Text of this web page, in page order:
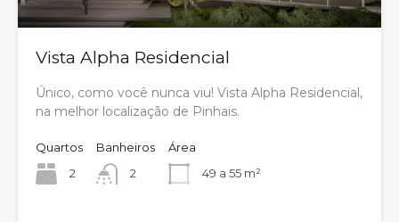
Vista Alpha Residencial
Único, como você nunca viu! Vista Alpha Residencial,
na melhor localização de Pinhais.
Quartos
2
Banheiros
2
Área
49 a 55 m²